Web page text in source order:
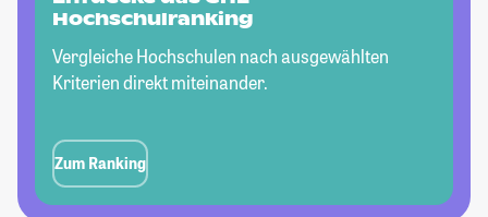
Hochschulranking
Vergleiche Hochschulen nach ausgewählten
Kriterien direkt miteinander.
Zum Ranking